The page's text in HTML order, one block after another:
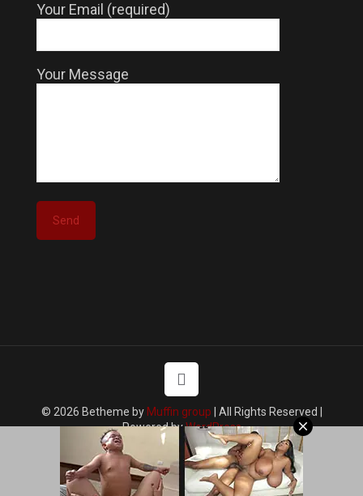
Your Email (required)
Your Message
© 2026 Betheme by Muffin group | All Rights Reserved |
Powered byWordPress